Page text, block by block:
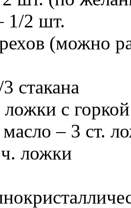
1/2 шт.
(можно
стакана
с горкой
масло – 3 ст.
ложки